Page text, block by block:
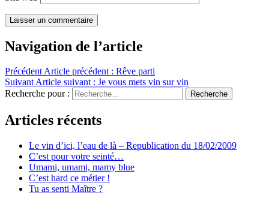
Navigation de l’article
PrécédentArticle précédent : Rêve parti
SuivantArticle suivant : Je vous mets vin sur vin
Recherche pour :
Recherche
Articles récents
Le vin d’ici, l’eau de là – Republication du 18/02/2009
C’est pour votre seinté…
Umami, umami, mamy blue
C’est hard ce métier !
Tu as senti Maître ?